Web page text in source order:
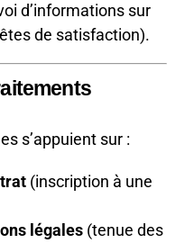
d’informations sur
de satisfaction).
s’appuient sur :
(inscription à une
légales(tenue des